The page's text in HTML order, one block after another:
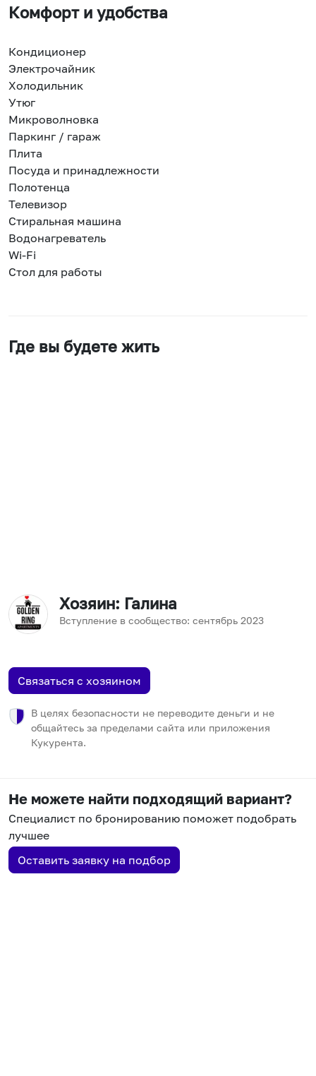
Комфорт и удобства
Кондиционер
Электрочайник
Холодильник
Утюг
Микроволновка
Паркинг / гараж
Плита
Посуда и принадлежности
Полотенца
Телевизор
Стиральная машина
Водонагреватель
Wi-Fi
Стол для работы
Где вы будете жить
Хозяин: Галина
Вступление в сообщество: сентябрь 2023
Связаться с хозяином
В целях безопасности не переводите деньги и не
общайтесь за пределами сайта или приложения
Кукурента.
Не можете найти подходящий вариант?
Специалист по бронированию поможет подобрать
лучшее
Оставить заявку на подбор